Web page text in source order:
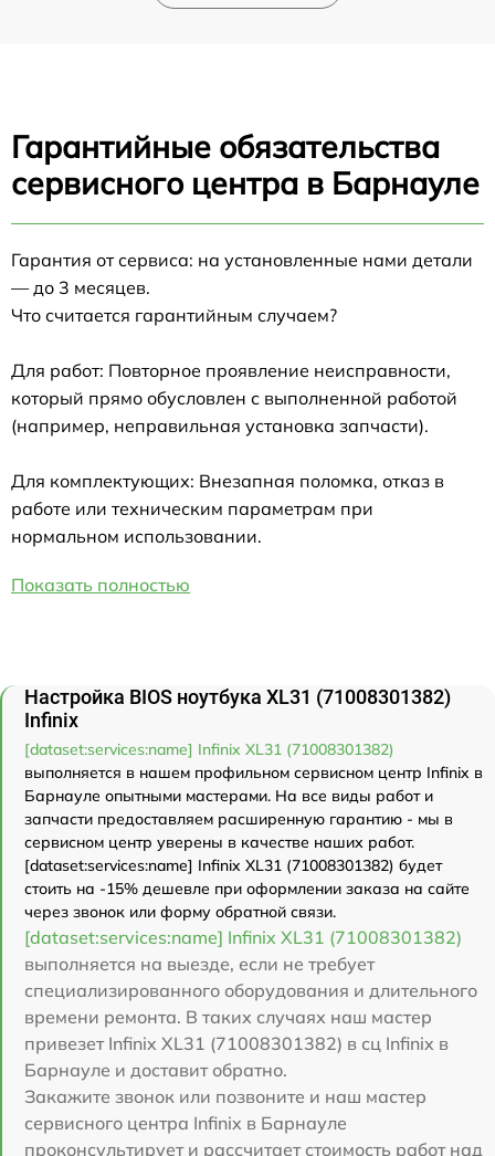
Гарантийные обязательства
сервисного центра в Барнауле
Гарантия от сервиса: на установленные нами детали
— до 3 месяцев.
Что считается гарантийным случаем?
Для работ: Повторное проявление неисправности,
который прямо обусловлен с выполненной работой
(например, неправильная установка запчасти).
Для комплектующих: Внезапная поломка, отказ в
работе или техническим параметрам при
нормальном использовании.
Показать полностью
Настройка BIOS ноутбука XL31 (71008301382)
Infinix
[dataset:services:name] Infinix XL31 (71008301382)
выполняется в нашем профильном сервисном центр Infinix в
Барнауле опытными мастерами. На все виды работ и
запчасти предоставляем расширенную гарантию - мы в
сервисном центр уверены в качестве наших работ.
[dataset:services:name] Infinix XL31 (71008301382) будет
стоить на -15% дешевле при оформлении заказа на сайте
через звонок или форму обратной связи.
[dataset:services:name] Infinix XL31 (71008301382)
выполняется на выезде, если не требует
специализированного оборудования и длительного
времени ремонта. В таких случаях наш мастер
привезет Infinix XL31 (71008301382) в сц Infinix в
Барнауле и доставит обратно.
Закажите звонок или позвоните и наш мастер
сервисного центра Infinix в Барнауле
проконсультирует и рассчитает стоимость работ над